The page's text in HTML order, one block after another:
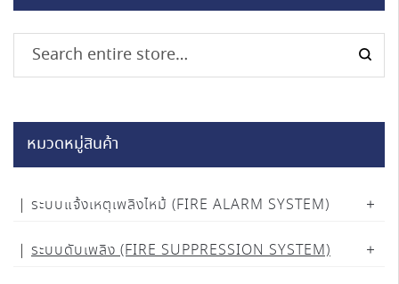
หมวดหมู่สินค้า
ระบบแจ้งเหตุเพลิงไหม้ (FIRE ALARM SYSTEM)
ระบบดับเพลิง (FIRE SUPPRESSION SYSTEM)